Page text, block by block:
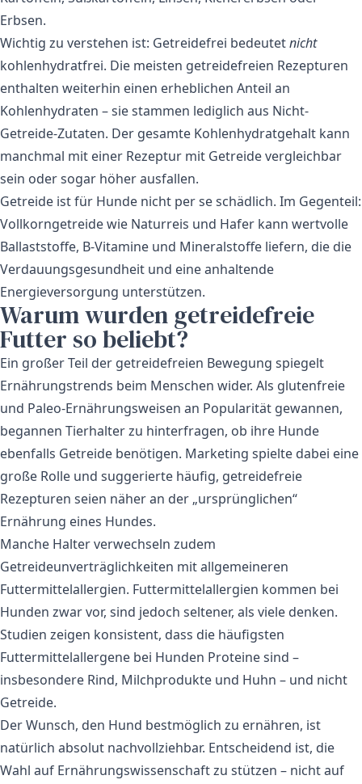
Erbsen.
Wichtig zu verstehen ist: Getreidefrei bedeutetnicht
kohlenhydratfrei. Die meisten getreidefreien Rezepturen
enthalten weiterhin einen erheblichen Anteil an
Kohlenhydraten – sie stammen lediglich aus Nicht-
Getreide-Zutaten. Der gesamte Kohlenhydratgehalt kann
manchmal mit einer Rezeptur mit Getreide vergleichbar
sein oder sogar höher ausfallen.
Getreide ist für Hunde nicht per se schädlich. Im Gegenteil:
Vollkorngetreide wie Naturreis und Hafer kann wertvolle
Ballaststoffe, B‑Vitamine und Mineralstoffe liefern, die die
Verdauungsgesundheit und eine anhaltende
Energieversorgung unterstützen.
Warum wurden getreidefreie
Futter so beliebt?
Ein großer Teil der getreidefreien Bewegung spiegelt
Ernährungstrends beim Menschen wider. Als glutenfreie
und Paleo‑Ernährungsweisen an Popularität gewannen,
begannen Tierhalter zu hinterfragen, ob ihre Hunde
ebenfalls Getreide benötigen. Marketing spielte dabei eine
große Rolle und suggerierte häufig, getreidefreie
Rezepturen seien näher an der „ursprünglichen“
Ernährung eines Hundes.
Manche Halter verwechseln zudem
Getreideunverträglichkeiten mit allgemeineren
Futtermittelallergien. Futtermittelallergien kommen bei
Hunden zwar vor, sind jedoch seltener, als viele denken.
Studien zeigen konsistent, dass die häufigsten
Futtermittelallergene bei Hunden Proteine sind –
insbesondere Rind, Milchprodukte und Huhn – und nicht
Getreide.
Der Wunsch, den Hund bestmöglich zu ernähren, ist
natürlich absolut nachvollziehbar. Entscheidend ist, die
Wahl auf Ernährungswissenschaft zu stützen – nicht auf